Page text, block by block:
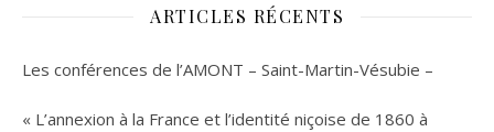
ARTICLES RÉCENTS
Les conférences de l’AMONT – Saint-Martin-Vésubie –
« L’annexion à la France et l’identité niçoise de 1860 à